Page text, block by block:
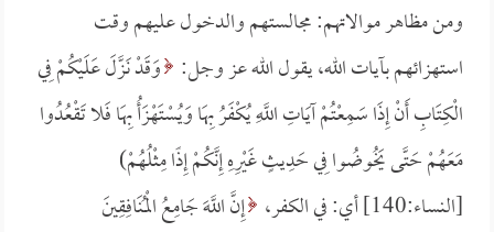
ومن مظاهر موالاتهم: مجالستهم والدخول عليهم وقت
استهزائهم بآيات الله، يقول الله عز وجل: وَقَدْ نَزَّلَ عَلَيْكُمْ فِي
الْكِتَابِ أَنْ إِذَا سَمِعْتُمْ آيَاتِ اللَّهِ يُكْفَرُ بِهَا وَيُسْتَهْزَأُ بِهَا فَلا تَقْعُدُوا
مَعَهُمْ حَتَّى يَخُوضُوا فِي حَدِيثٍ غَيْرِهِ إِنَّكُمْ إِذًا مِثْلُهُمْ)
[النساء:140] أي: في الكفر،
إِنَّ اللَّهَ جَامِعُ الْمُنَافِقِينَ